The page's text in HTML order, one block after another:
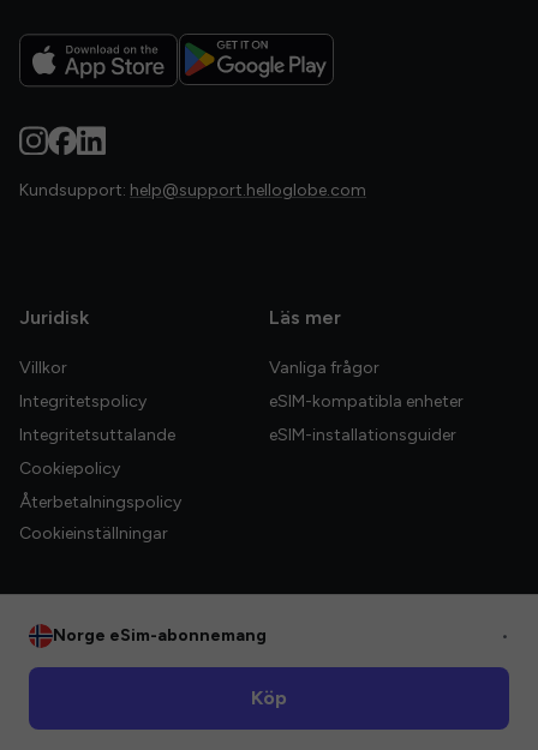
Kundsupport: help@support.helloglobe.com
Juridisk
Villkor
Integritetspolicy
Integritetsuttalande
Cookiepolicy
Återbetalningspolicy
Cookieinställningar
Läs mer
Vanliga frågor
eSIM-kompatibla enheter
eSIM-installationsguider
Norge eSim-abonnemang •
Köp